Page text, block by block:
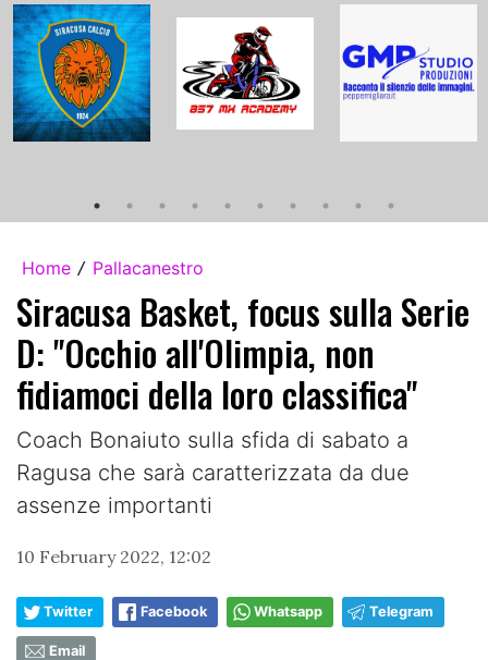
Home / Pallacanestro
Siracusa Basket, focus sulla Serie
D: "Occhio all'Olimpia, non
fidiamoci della loro classifica"
Coach Bonaiuto sulla sfida di sabato a
Ragusa che sarà caratterizzata da due
assenze importanti
10 February 2022, 12:02
Twitter Facebook Whatsapp Telegram
Email